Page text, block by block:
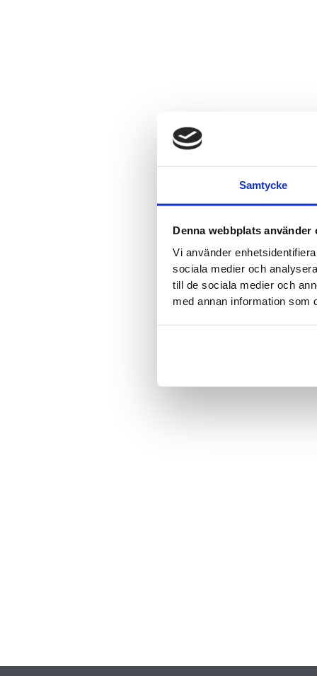
Samtycke
Denna webbplats använder
Vi använder
sociala medier och
till de sociala medier och
med annan information som